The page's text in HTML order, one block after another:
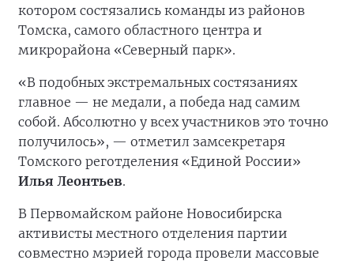
котором состязались команды из районов
Томска, самого областного центра и
микрорайона «Северный парк».
«В подобных экстремальных состязаниях
главное — не медали, а победа над самим
собой. Абсолютно у всех участников это точно
получилось», — отметил замсекретаря
Томского реготделения «Единой России»
Илья Леонтьев.
В Первомайском районе Новосибирска
активисты местного отделения партии
совместно мэрией города провели массовые